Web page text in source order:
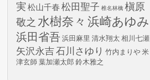
実 松山千春 松田聖子 椎名林檎 槇原
敬之 水樹奈々 浜崎あゆみ
浜田省吾 浜田麻里 清水翔太 相川七瀬
矢沢永吉石川さゆり 竹内まりや米
津玄師 葉加瀬太郎 鈴木雅之